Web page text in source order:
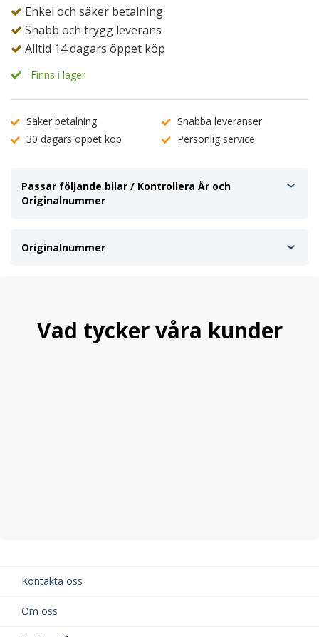
Enkel och säker betalning
Snabb och trygg leverans
Alltid 14 dagars öppet köp
Finns i lager
Säker betalning
Snabba leveranser
30 dagars öppet köp
Personlig service
Passar följande bilar / Kontrollera År och
Originalnummer
Originalnummer
Vad tycker våra kunder
Kontakta oss
Om oss